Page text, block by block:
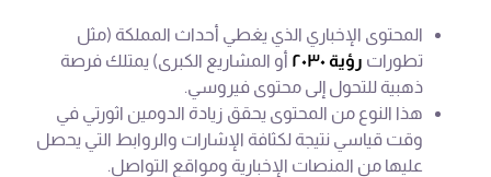
المحتوى الإخباري الذي يغطي أحداث المملكة (مثل
تطورات رؤية ٢٠٣٠
أو المشاريع الكبرى) يمتلك فرصة
ذهبية للتحول إلى محتوى فيروسي.
هذا النوع من المحتوى يحقق زيادة الدومين اثورتي في
وقت قياسي نتيجة لكثافة الإشارات والروابط التي يحصل
عليها من المنصات الإخبارية ومواقع التواصل.